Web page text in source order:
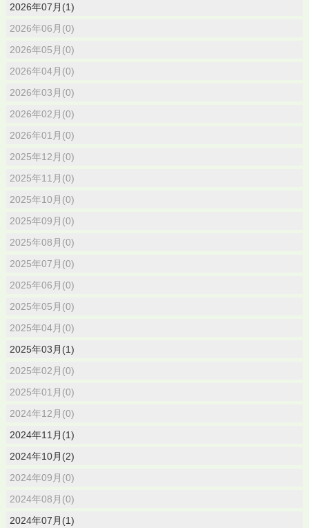
2026年07月(1)
2026年06月(0)
2026年05月(0)
2026年04月(0)
2026年03月(0)
2026年02月(0)
2026年01月(0)
2025年12月(0)
2025年11月(0)
2025年10月(0)
2025年09月(0)
2025年08月(0)
2025年07月(0)
2025年06月(0)
2025年05月(0)
2025年04月(0)
2025年03月(1)
2025年02月(0)
2025年01月(0)
2024年12月(0)
2024年11月(1)
2024年10月(2)
2024年09月(0)
2024年08月(0)
2024年07月(1)